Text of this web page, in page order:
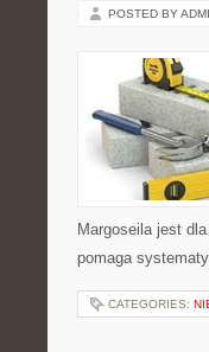
POSTED BY
Margoseila jest
pomaga
CATEGORIES: